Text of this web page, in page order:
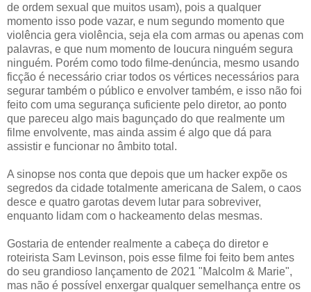
de ordem sexual que muitos usam), pois a qualquer
momento isso pode vazar, e num segundo momento que
violência gera violência, seja ela com armas ou apenas com
palavras, e que num momento de loucura ninguém segura
ninguém. Porém como todo filme-denúncia, mesmo usando
ficção é necessário criar todos os vértices necessários para
segurar também o público e envolver também, e isso não foi
feito com uma segurança suficiente pelo diretor, ao ponto
que pareceu algo mais bagunçado do que realmente um
filme envolvente, mas ainda assim é algo que dá para
assistir e funcionar no âmbito total.
A sinopse nos conta que depois que um hacker expõe os
segredos da cidade totalmente americana de Salem, o caos
desce e quatro garotas devem lutar para sobreviver,
enquanto lidam com o hackeamento delas mesmas.
Gostaria de entender realmente a cabeça do diretor e
roteirista Sam Levinson, pois esse filme foi feito bem antes
do seu grandioso lançamento de 2021 "Malcolm & Marie",
mas não é possível enxergar qualquer semelhança entre os